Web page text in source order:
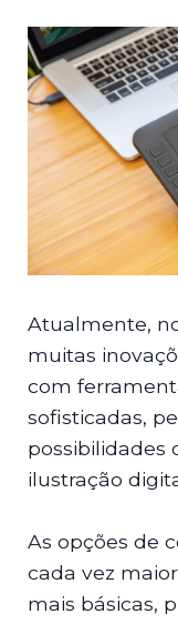
Atualmente,
muitas
com
sofisticadas,
possibilidades
ilustração
As opções de
cada vez
mais básicas,